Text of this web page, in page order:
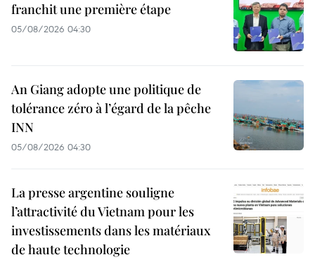
franchit une première étape
05/08/2026 04:30
An Giang adopte une politique de
tolérance zéro à l’égard de la pêche
INN
05/08/2026 04:30
La presse argentine souligne
l’attractivité du Vietnam pour les
investissements dans les matériaux
de haute technologie